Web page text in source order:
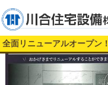
全面リニューアルオープン！